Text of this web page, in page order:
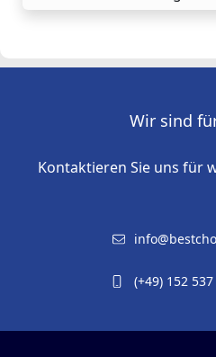
Wir sind
Kontaktieren Sie uns für
(+49) 152 537